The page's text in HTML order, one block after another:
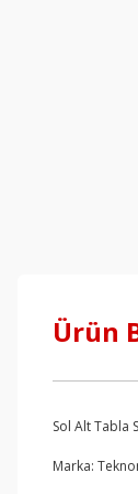
Ürün
Sol Alt Tabla
Marka: